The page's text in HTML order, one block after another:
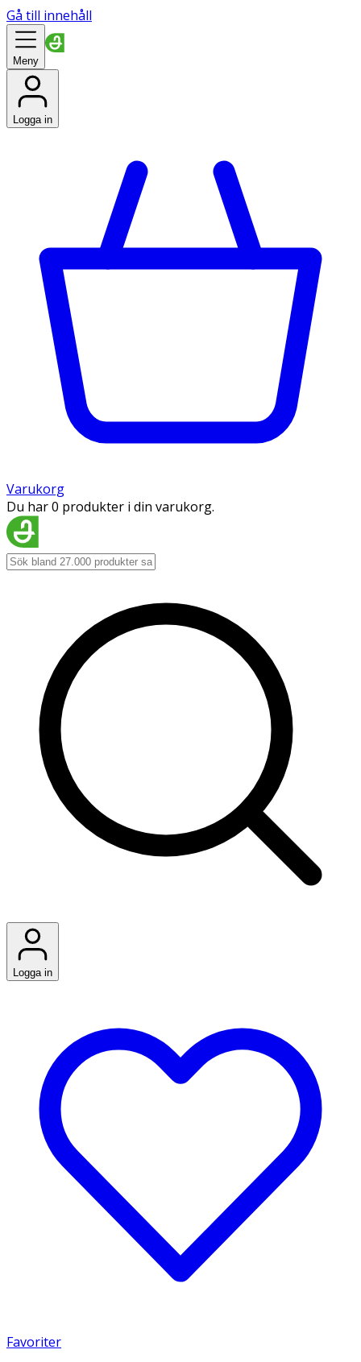
Gå till innehåll
Meny
Logga in
Varukorg
Du har 0 produkter i din varukorg.
Logga in
Favoriter